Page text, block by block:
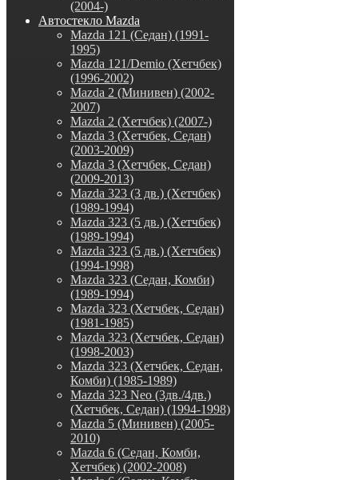
(2004-)
Автостекло Mazda
Mazda 121 (Седан) (1991-
1995)
Mazda 121/Demio (Хетчбек)
(1996-2002)
Mazda 2 (Минивен) (2002-
2007)
Mazda 2 (Хетчбек) (2007-)
Mazda 3 (Хетчбек, Седан)
(2003-2009)
Mazda 3 (Хетчбек, Седан)
(2009-2013)
Mazda 323 (3 дв.) (Хетчбек)
(1989-1994)
Mazda 323 (5 дв.) (Хетчбек)
(1989-1994)
Mazda 323 (5 дв.) (Хетчбек)
(1994-1998)
Mazda 323 (Седан, Комби)
(1989-1994)
Mazda 323 (Хетчбек, Седан)
(1981-1985)
Mazda 323 (Хетчбек, Седан)
(1998-2003)
Mazda 323 (Хетчбек, Седан,
Комби) (1985-1989)
Mazda 323 Neo (3дв./4дв.)
(Хетчбек, Седан) (1994-1998)
Mazda 5 (Минивен) (2005-
2010)
Mazda 6 (Седан, Комби,
Хетчбек) (2002-2008)